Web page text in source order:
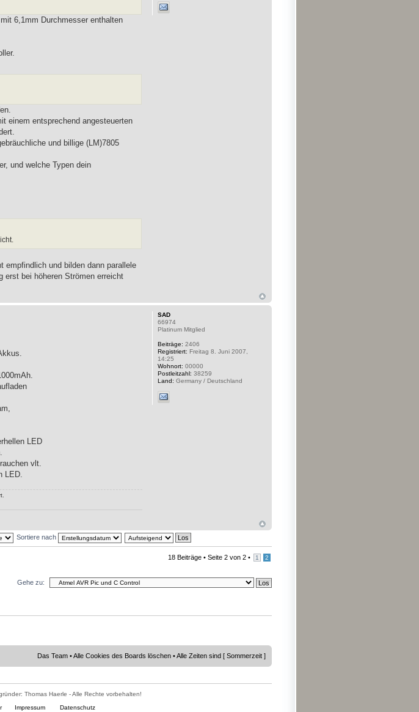
6,1mm Durchmesser enthalten
einem entsprechend angesteuerten
und billige (LM)7805
und welche Typen dein
empfindlich und bilden dann parallele
erst bei höheren Strömen erreicht
LED
vlt.
LED.
SAD
66974
Platinum Mitglied
Beiträge: 2406
Registriert: Freitag 8. Juni 2007,
14:25
Wohnort: 00000
Postleitzahl: 38259
Land: Germany / Deutschland
Sortiere nach
18 Beiträge • Seite 2 von 2 • 1 2
Gehe zu:
Das Team •Alle Cookies des Boards löschen • Alle Zeiten sind [ Sommerzeit ]
Thomas Haerle - Alle Rechte vorbehalten!
Impressum Datenschutz